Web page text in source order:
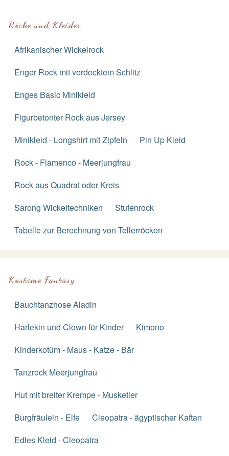
Röcke und Kleider
Afrikanischer Wickelrock
Enger Rock mit verdecktem Schlitz
Enges Basic Minikleid
Figurbetonter Rock aus Jersey
Minikleid - Longshirt mit Zipfeln
Pin Up Kleid
Rock - Flamenco - Meerjungfrau
Rock aus Quadrat oder Kreis
Sarong Wickeltechniken
Stufenrock
Tabelle zur Berechnung von Tellerröcken
Kostüme Fantasy
Bauchtanzhose Aladin
Harlekin und Clown für Kinder
Kimono
Kinderkotüm - Maus - Katze - Bär
Tanzrock Meerjungfrau
Hut mit breiter Krempe - Musketier
Burgfräulein - Elfe
Cleopatra - ägyptischer Kaftan
Edles Kleid - Cleopatra